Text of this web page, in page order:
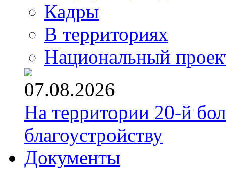
Кадры
В территориях
Национальный
07.08.2026
На территории 20-й
благоустройству
Документы